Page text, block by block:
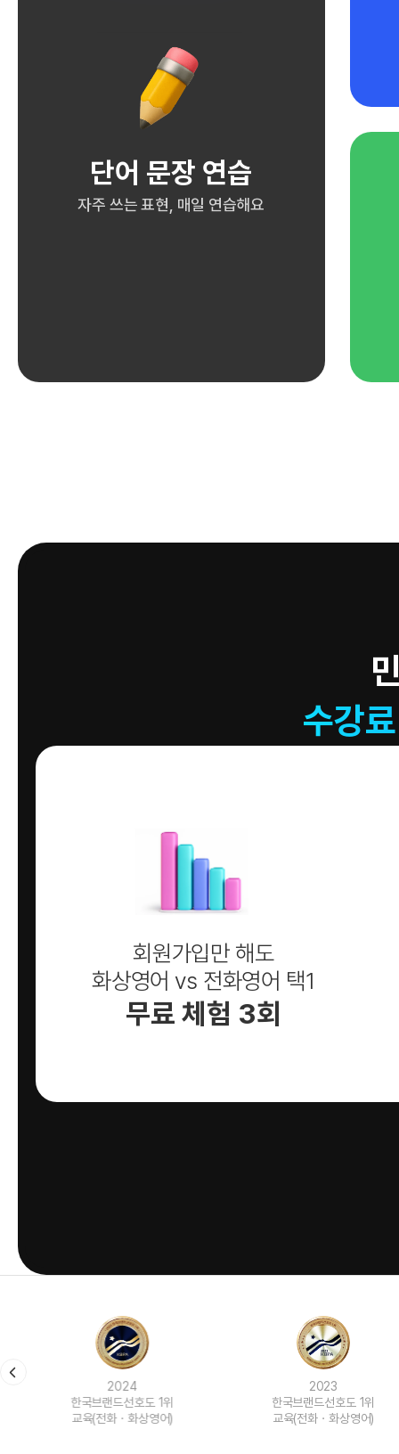
단어 문장 연습
자주 쓰는 표현, 매일 연습해요
수강
회원가입만 해도
화상영어 vs 전화영어 택1
무료 체험 3회
2024
한국브랜드선호도 1위
교육(전화ㆍ화상영어)
2023
한국브랜드선호도 1위
교육(전화ㆍ화상영어)